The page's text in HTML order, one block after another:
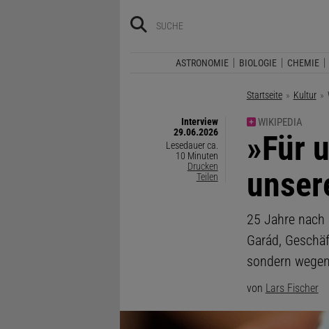
ASTRONOMIE BIOLOGIE CHEMIE
Startseite Kultur
Interview
29.06.2026
Lesedauer ca.
10 Minuten
Drucken
Teilen
WIKIPEDIA
:
»Für
25 Jahre
Garád,
sondern
von Lars Fischer